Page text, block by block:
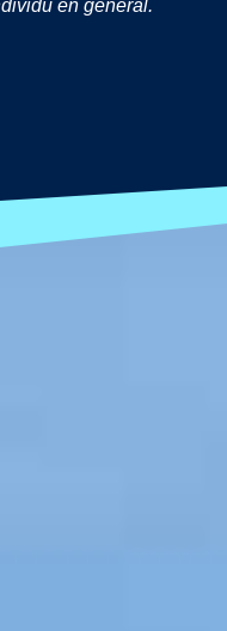
en général.